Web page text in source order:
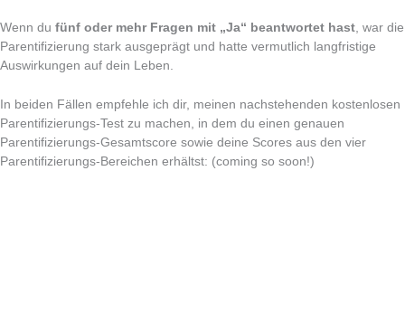
Wenn du fünf oder mehr Fragen mit „Ja“ beantwortet hast, war die
Parentifizierung stark ausgeprägt und hatte vermutlich langfristige
Auswirkungen auf dein Leben.
In beiden Fällen empfehle ich dir, meinen nachstehenden kostenlosen
Parentifizierungs-Test zu machen, in dem du einen genauen
Parentifizierungs-Gesamtscore sowie deine Scores aus den vier
Parentifizierungs-Bereichen erhältst: (coming so soon!)